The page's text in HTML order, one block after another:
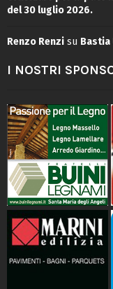
del 30 luglio 2026.
Renzo Renzi su Bastia
I NOSTRI